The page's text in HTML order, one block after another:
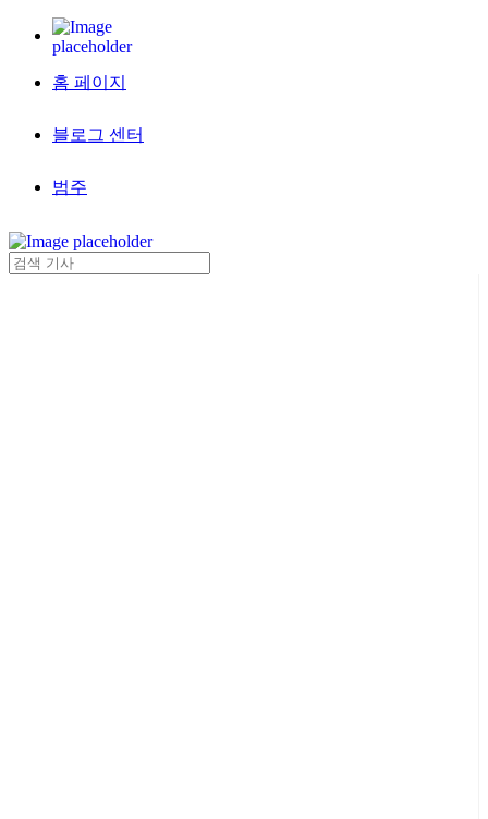
홈 페이지
블로그 센터
범주